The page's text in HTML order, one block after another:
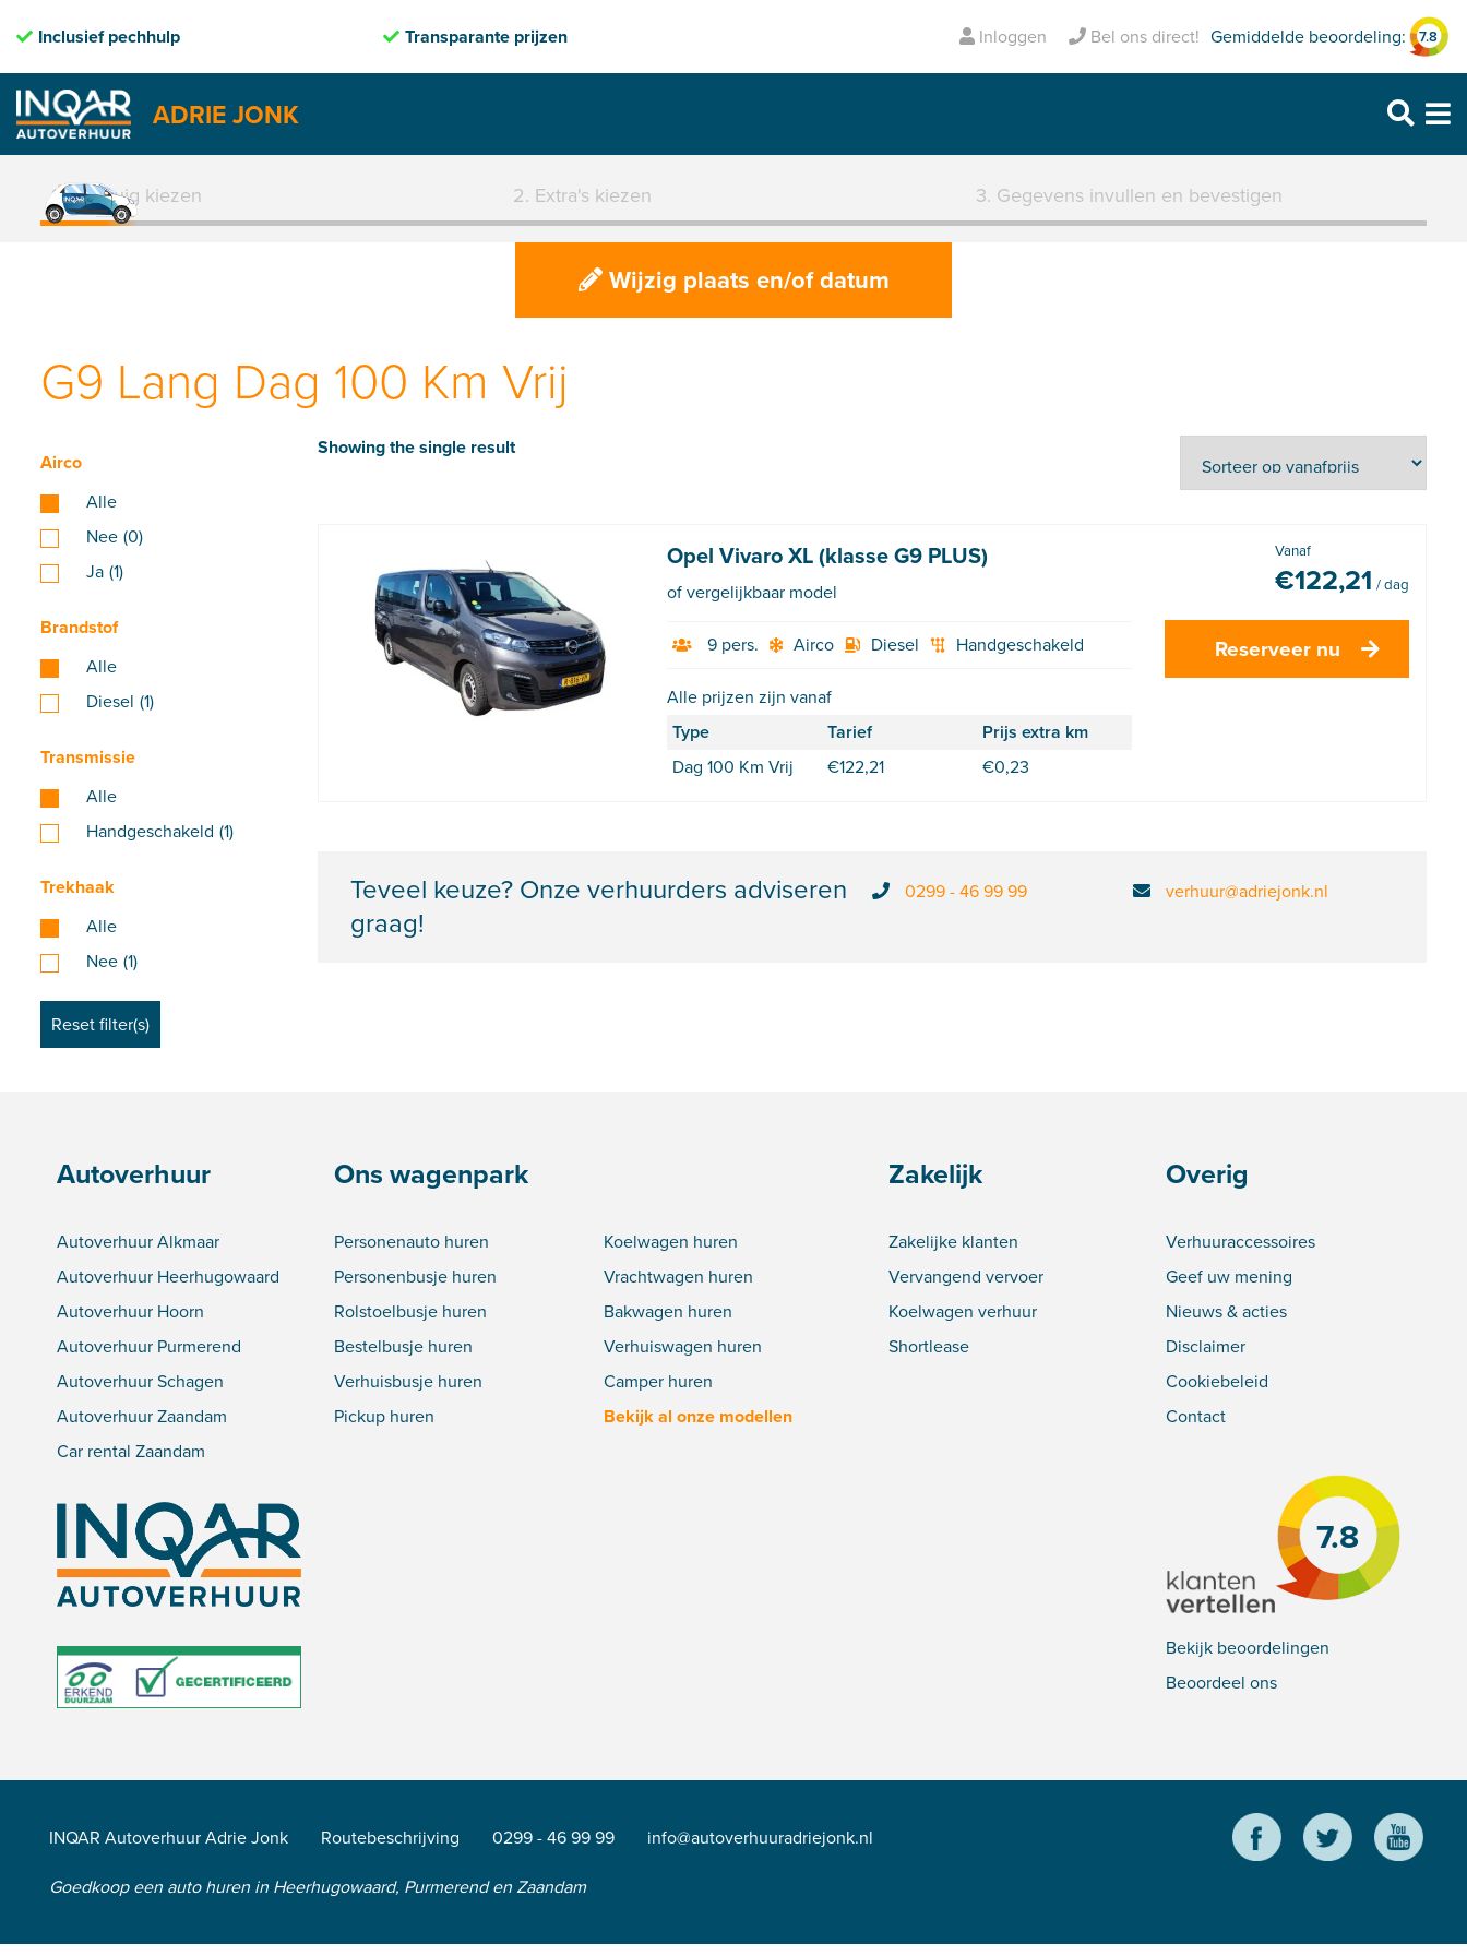
Inclusief pechhulp Transparante prijzen Inclusief pechhulp
Inloggen
Bel ons direct!
Purmerend: 0299 – 469 999
Gemiddelde beoordeling: 7.8
ADRIE JONK
Skip
content1. Voertuig kiezen 2. Extra's kiezen 3. Gegevens invullen en bevestigen
Wijzig plaats en/of datum
G9 Lang Dag 100 Km Vrij
Airco
Alle
Nee (0)
Ja (1)
Brandstof
Alle
Diesel (1)
Transmissie
Alle
Handgeschakeld (1)
Trekhaak
Alle
Nee (1)
Showing the single result
Opel Vivaro XL (klasse G9 PLUS)
of vergelijkbaar model
9 pers. Airco Diesel Handgeschakeld
Alle prijzen zijn vanaf
Type
Tarief
Prijs extra km
Dag 100 Km Vrij
€122,21 €0,23
Vanaf
€122,21 / dag
Reserveer nu
Teveel keuze? Onze verhuurders adviseren
graag!
0299 - 46 99 99 verhuur@adriejonk.nl
Autoverhuur
Autoverhuur Alkmaar
Autoverhuur Heerhugowaard
Autoverhuur Hoorn
Autoverhuur Purmerend
Autoverhuur Schagen
Autoverhuur Zaandam
Car rental Zaandam
Ons wagenpark
Personenauto huren
Personenbusje huren
Rolstoelbusje huren
Bestelbusje huren
Verhuisbusje huren
Pickup huren
Koelwagen huren
Vrachtwagen huren
Bakwagen huren
Verhuiswagen huren
Camper huren
Bekijk al onze modellen
Zakelijk
Zakelijke klanten
Vervangend vervoer
Koelwagen verhuur
Shortlease
Overig
Verhuuraccessoires
Geef uw mening
Nieuws & acties
Disclaimer
Cookiebeleid
Contact
7.8
Bekijk beoordelingen
Beoordeel ons
INQAR Autoverhuur Adrie Jonk Routebeschrijving 0299 - 46 99 99
info@autoverhuuradriejonk.nl
Goedkoop een auto huren in Heerhugowaard, Purmerend en Zaandam